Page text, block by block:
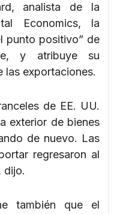
analista de la
Economics, la
punto positivo” de
y atribuye su
las exportaciones.
de EE. UU.
exterior de bienes
de nuevo. Las
regresaron al
dijo.
también que el